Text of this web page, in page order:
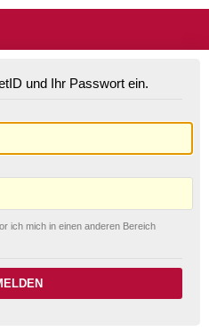
und Ihr Passwort ein.
ich mich in einen anderen Bereich